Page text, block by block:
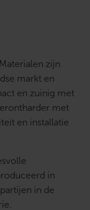
zijn
markt en
en zuinig met
met
en installatie
in
in de